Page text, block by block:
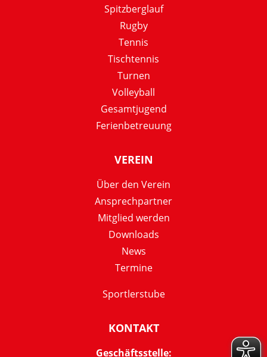
Spitzberglauf
Rugby
Tennis
Tischtennis
Turnen
Volleyball
Gesamtjugend
Ferienbetreuung
VEREIN
Über den Verein
Ansprechpartner
Mitglied werden
Downloads
News
Termine
Sportlerstube
KONTAKT
Geschäftsstelle: